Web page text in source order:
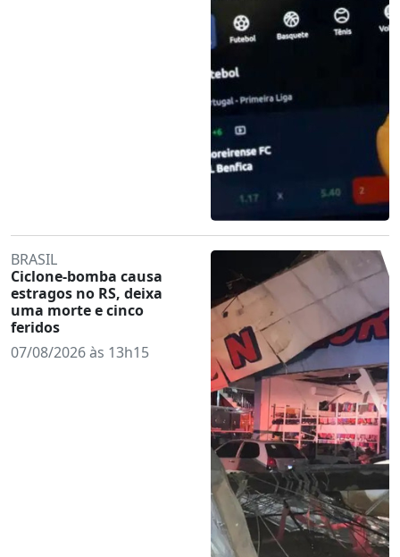
BRASIL
Ciclone-bomba causa
estragos no RS, deixa
uma morte e cinco
feridos
07/08/2026 às 13h15